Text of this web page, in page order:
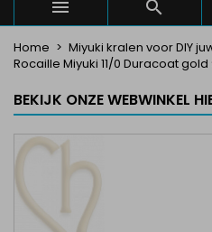
 
Home Miyuki kralen voor DIY
Rocaille Miyuki 11/0 Duracoat
BEKIJK ONZE WEBWINKEL